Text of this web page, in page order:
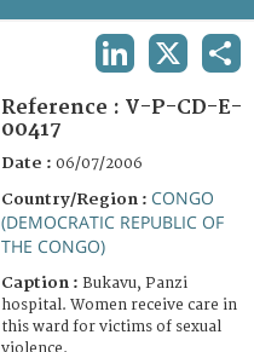
Reference : V-P-CD-E-
00417
Date : 06/07/2006
Country/Region : CONGO
(DEMOCRATIC REPUBLIC OF
THE CONGO)
Caption : Bukavu, Panzi
hospital. Women receive care in
this ward for victims of sexual